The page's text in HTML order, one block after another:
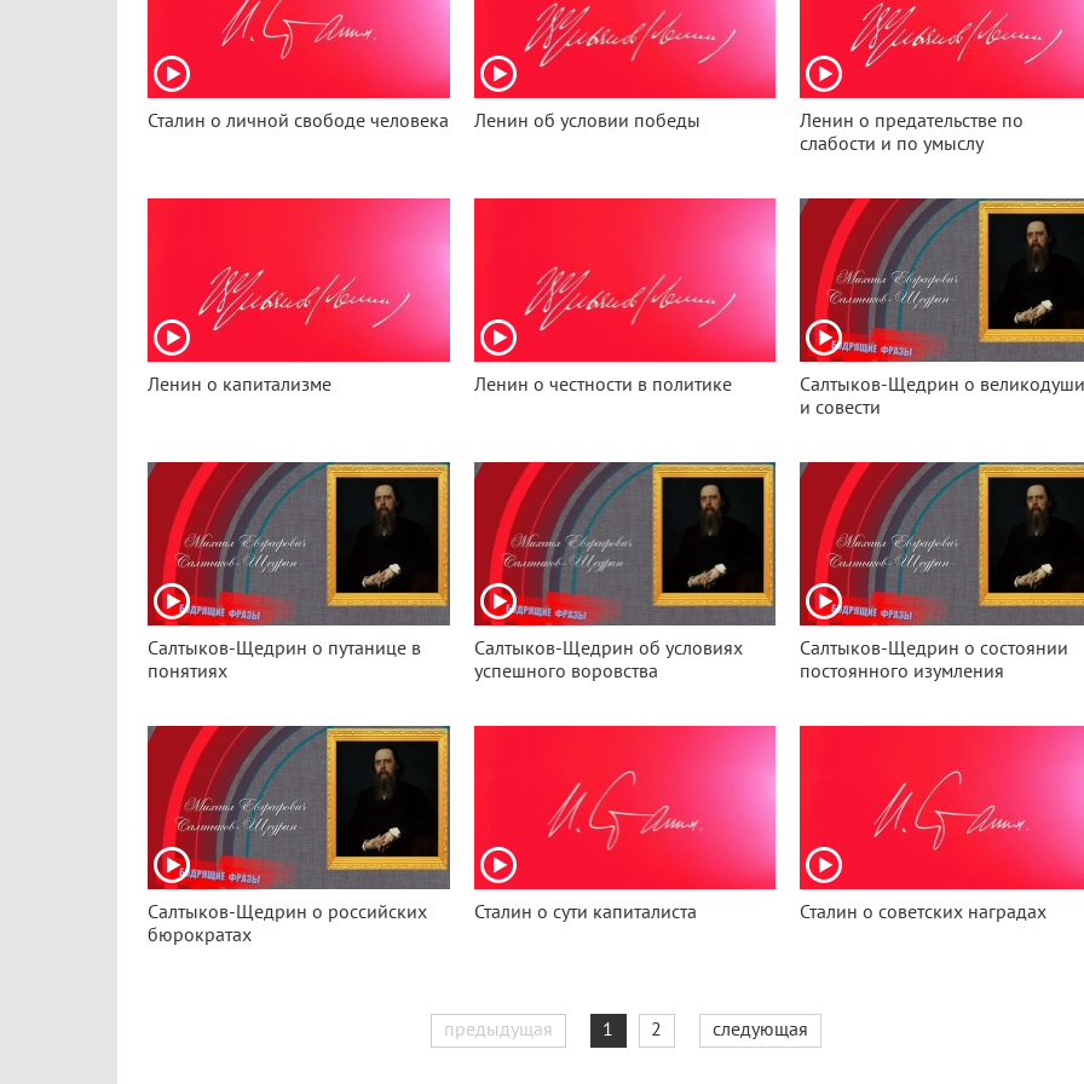
Сталин о личной свободе человека Ленин об условии победы
Ленин о предательстве по
слабости и по умыслу
Ленин о капитализме Ленин о честности в политике
Салтыков-Щедрин о
и совести
Салтыков-Щедрин о путанице в
понятиях
Салтыков-Щедрин об условиях
успешного воровства
Салтыков-Щедрин о состоянии
постоянного изумления
Салтыков-Щедрин о российских
бюрократах
Сталин о сути капиталиста Сталин о советских наградах
предыдущая 1 2 следующая